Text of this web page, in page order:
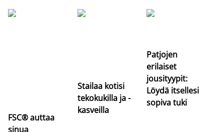
FSC® auttaa
sinua
Stailaa kotisi
tekokukilla ja -
kasveilla
Patjojen
erilaiset
jousityypit:
Löydä itsellesi
sopiva tuki